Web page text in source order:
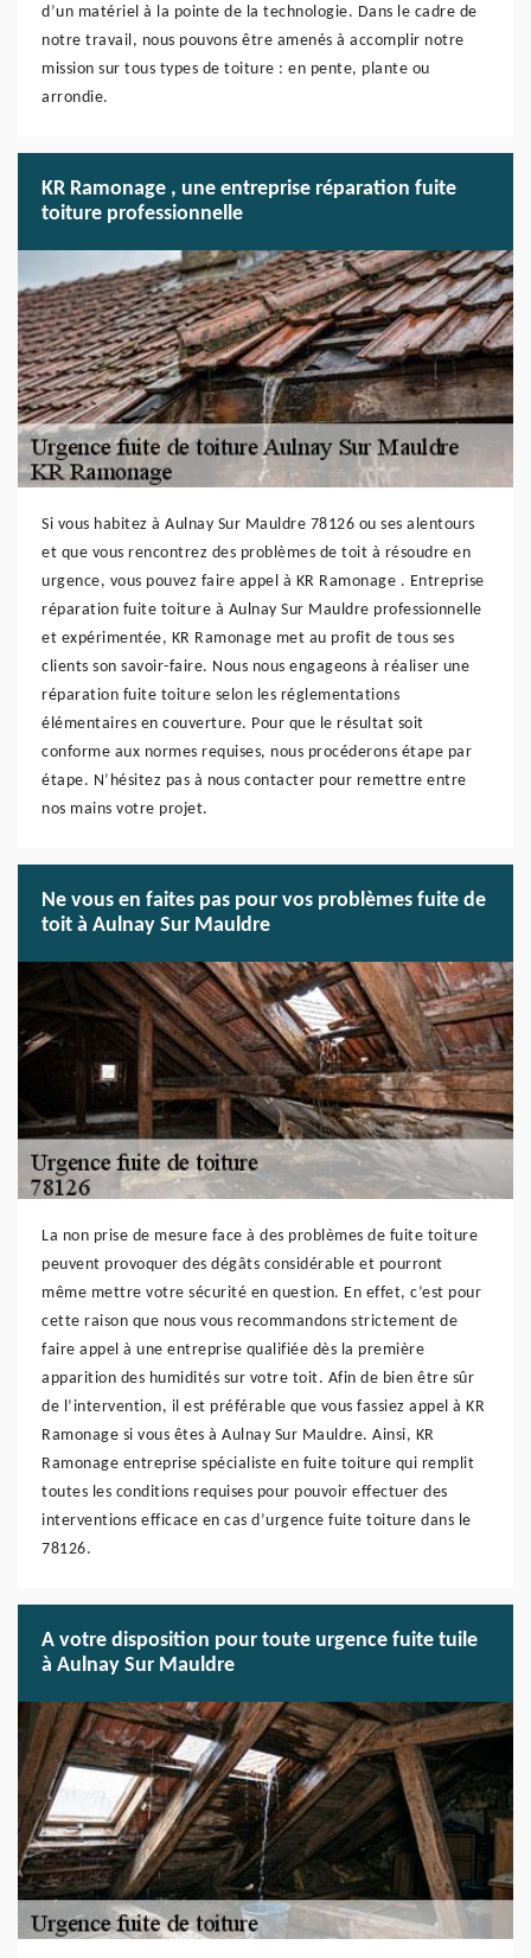
d’un matériel à la pointe de la technologie. Dans le cadre de
notre travail, nous pouvons être amenés à accomplir notre
mission sur tous types de toiture : en pente, plante ou
arrondie.
KR Ramonage , une entreprise réparation fuite
toiture professionnelle
Si vous habitez à Aulnay Sur Mauldre 78126 ou ses alentours
et que vous rencontrez des problèmes de toit à résoudre en
urgence, vous pouvez faire appel à KR Ramonage . Entreprise
réparation fuite toiture à Aulnay Sur Mauldre professionnelle
et expérimentée, KR Ramonage met au profit de tous ses
clients son savoir-faire. Nous nous engageons à réaliser une
réparation fuite toiture selon les réglementations
élémentaires en couverture. Pour que le résultat soit
conforme aux normes requises, nous procéderons étape par
étape. N’hésitez pas à nous contacter pour remettre entre
nos mains votre projet.
Ne vous en faites pas pour vos problèmes fuite de
toit à Aulnay Sur Mauldre
La non prise de mesure face à des problèmes de fuite toiture
peuvent provoquer des dégâts considérable et pourront
même mettre votre sécurité en question. En effet, c’est pour
cette raison que nous vous recommandons strictement de
faire appel à une entreprise qualifiée dès la première
apparition des humidités sur votre toit. Afin de bien être sûr
de l’intervention, il est préférable que vous fassiez appel à KR
Ramonage si vous êtes à Aulnay Sur Mauldre. Ainsi, KR
Ramonage entreprise spécialiste en fuite toiture qui remplit
toutes les conditions requises pour pouvoir effectuer des
interventions efficace en cas d’urgence fuite toiture dans le
78126.
A votre disposition pour toute urgence fuite tuile
à Aulnay Sur Mauldre